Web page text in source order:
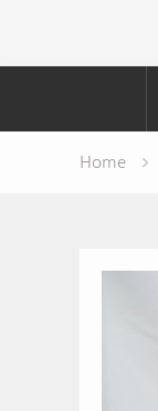
Home